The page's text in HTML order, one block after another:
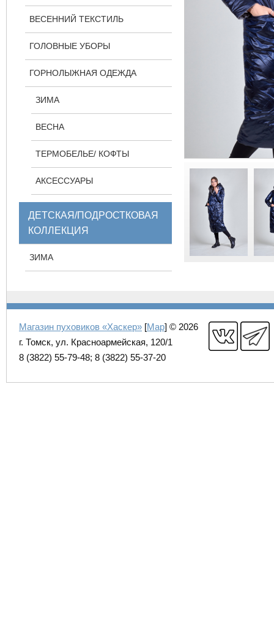
ВЕСЕННИЙ ТЕКСТИЛЬ
ГОЛОВНЫЕ УБОРЫ
ГОРНОЛЫЖНАЯ ОДЕЖДА
ЗИМА
ВЕСНА
ТЕРМОБЕЛЬЕ/ КОФТЫ
АКСЕССУАРЫ
ДЕТСКАЯ/ПОДРОСТКОВАЯ
КОЛЛЕКЦИЯ
ЗИМА
Магазин пуховиков «Хаскер» [Map] © 2026
г. Томск, ул. Красноармейская, 120/1
8 (3822) 55-79-48; 8 (3822) 55-37-20